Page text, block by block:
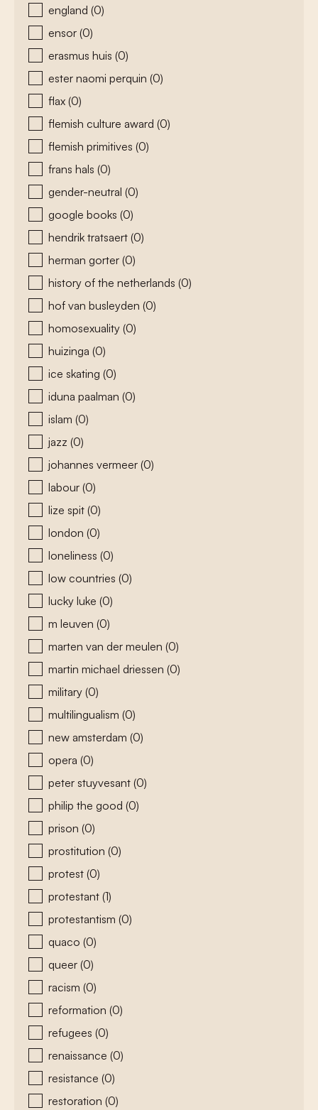
england (0)
ensor (0)
erasmus huis (0)
ester naomi perquin (0)
flax (0)
flemish culture award (0)
flemish primitives (0)
frans hals (0)
gender-neutral (0)
google books (0)
hendrik tratsaert (0)
herman gorter (0)
history of the netherlands (0)
hof van busleyden (0)
homosexuality (0)
huizinga (0)
ice skating (0)
iduna paalman (0)
islam (0)
jazz (0)
johannes vermeer (0)
labour (0)
lize spit (0)
london (0)
loneliness (0)
low countries (0)
lucky luke (0)
m leuven (0)
marten van der meulen (0)
martin michael driessen (0)
military (0)
multilingualism (0)
new amsterdam (0)
opera (0)
peter stuyvesant (0)
philip the good (0)
prison (0)
prostitution (0)
protest (0)
protestant (1)
protestantism (0)
quaco (0)
queer (0)
racism (0)
reformation (0)
refugees (0)
renaissance (0)
resistance (0)
restoration (0)